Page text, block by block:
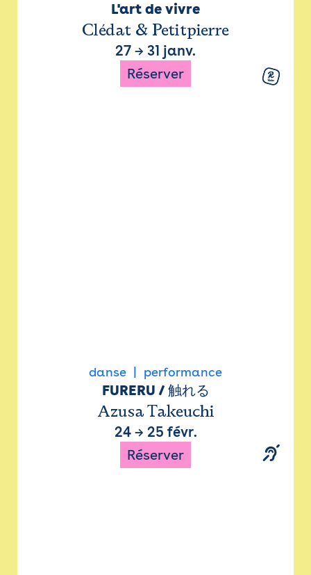
L'art de vivre
Clédat & Petitpierre
27 → 31 janv.
Réserver
danse performance
FURERU / 触れる
Azusa Takeuchi
24→ 25 févr.
Réserver